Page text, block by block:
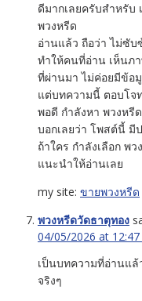
ดีมากเลยครับสำหรับ
พวงหรีด
อ่านแล้ว ถือว่า ไม่ซับ
ทำให้คนที่อ่าน เห็นภ
ที่ผ่านมา ไม่ค่อยมีข้อมู
แต่บทความนี้ ตอบโจ
พอดี กำลังหา พวงหรี
บอกเลยว่า โพสต์นี้ มี
ถ้าใคร กำลังเลือก พ
แนะนำให้อ่านเลย
my site: ขายพวงหรีด
พวงหรีดวัดธาตุทอง
04/05/2026 at
เป็นบทความที่อ่านแล้
จริงๆ